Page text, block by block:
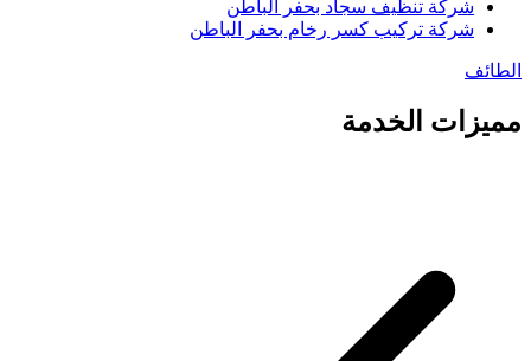
شركة تنظيف سجاد بحفر الباطن
شركة تركيب كسر رخام بحفر الباطن
الطائف
مميزات الخدمة